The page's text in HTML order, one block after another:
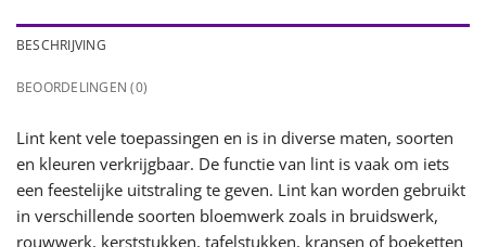
BESCHRIJVING
BEOORDELINGEN (0)
Lint kent vele toepassingen en is in diverse maten, soorten
en kleuren verkrijgbaar. De functie van lint is vaak om iets
een feestelijke uitstraling te geven. Lint kan worden gebruikt
in verschillende soorten bloemwerk zoals in bruidswerk,
rouwwerk, kerststukken, tafelstukken, kransen of boeketten